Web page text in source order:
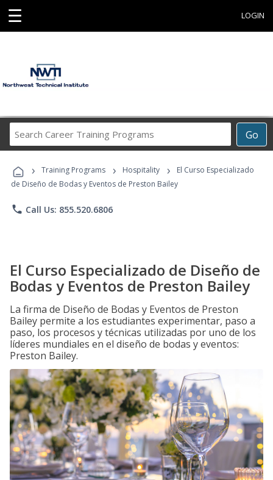
☰ LOGIN
Go
Career
Programs
› Training Programs › Hospitality ›
El Curso Especializado
de Diseño de Bodas y Eventos de Preston Bailey
phone Call Us: 855.520.6806
El Curso Especializado de Diseño de
Bodas y Eventos de Preston Bailey
La firma de Diseño de Bodas y Eventos de Preston
Bailey permite a los estudiantes experimentar, paso a
paso, los procesos y técnicas utilizadas por uno de los
líderes mundiales en el diseño de bodas y eventos:
Preston Bailey.